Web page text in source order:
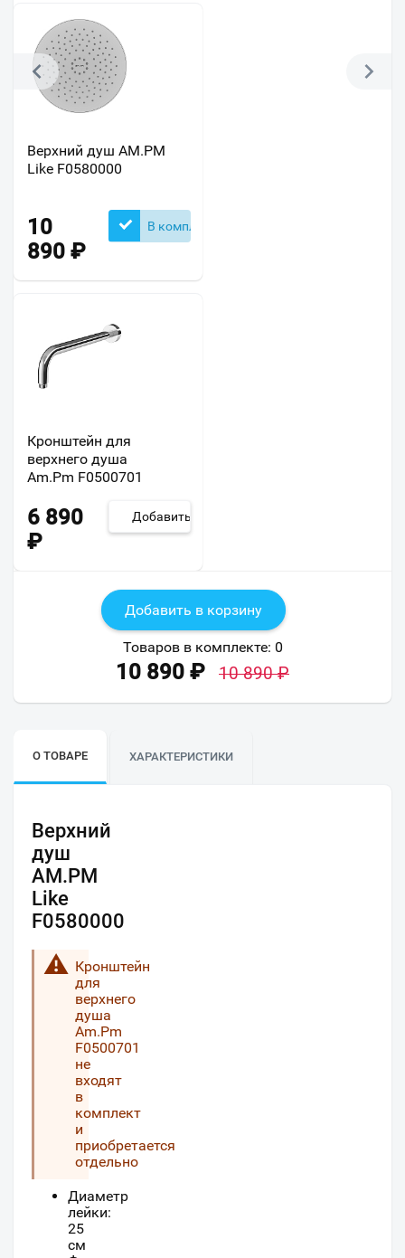
Верхний душ AM.PM
Like F0580000
10
890 ₽
В комплекте
Кронштейн для
верхнего душа
Am.Pm F0500701
6 890
₽
Добавить
Добавить в корзину
Товаров в комплекте: 0
10 890 ₽ 10 890₽
О ТОВАРЕ ХАРАКТЕРИСТИКИ
Верхний
душ
AM.PM
Like
F0580000
Кронштейн
для
верхнего
душа
Am.Pm
F0500701
не
входят
в
комплект
и
приобретается
отдельно
Диаметр
лейки:
25
см